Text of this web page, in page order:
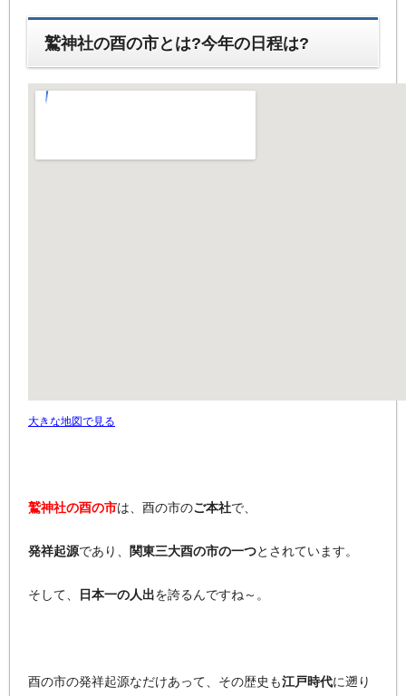
鷲神社の酉の市とは?今年の日程は?
大きな地図で見る
鷲神社の酉の市は、酉の市のご本社で、
発祥起源であり、 関東三大酉の市の一つとされています。
そして、 日本一の人出を誇るんですね～。
酉の市の発祥起源なだけあって、その歴史も江戸時代に遡り